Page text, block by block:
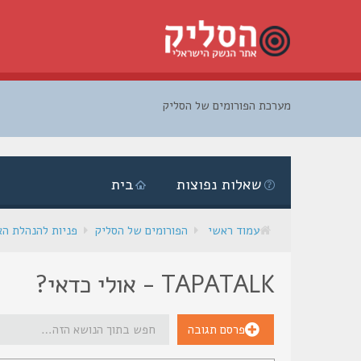
מערכת הפורומים של הסליק
בית שאלות נפוצות
עמוד ראשי הפורומים של הסליק פניות להנהלת
TAPATALK - אולי כדאי?
פרסם תגובה